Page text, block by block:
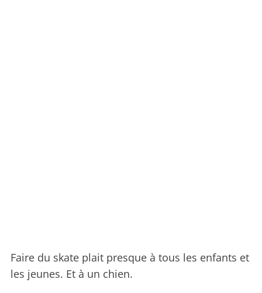
Faire du skate plait presque à tous les enfants et
les jeunes. Et à un chien.